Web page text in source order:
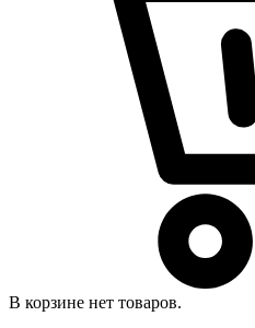
В корзине нет товаров.